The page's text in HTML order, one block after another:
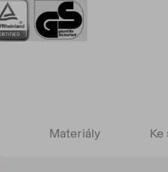
Materiály Ke